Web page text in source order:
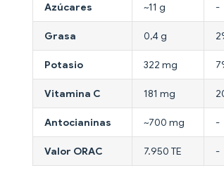
Azúcares ~11 g -
Grasa 0,4 g
Potasio 322 mg
Vitamina C 181 mg
Antocianinas ~700 mg -
Valor ORAC 7.950 TE -